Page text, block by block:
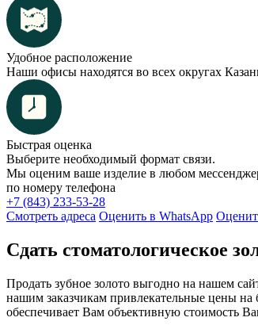
Удобное расположение
Наши офисы находятся во всех округах
Быстрая оценка
Выберите необходимый формат связи.
Мы оценим ваше изделие в любом
по номеру телефона
+7 (843) 233-53-28
Смотреть адреса Оценить в WhatsApp
Сдать стоматологическое
Продать зубное золото выгодно на нашем
нашим заказчикам привлекательные цены
обеспечивает Вам объективную стоимость